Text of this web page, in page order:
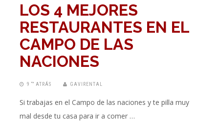
LOS 4 MEJORES
RESTAURANTES EN EL
CAMPO DE LAS
NACIONES
9 “” ATRÁS GAVIRENTAL
Si trabajas en el Campo de las naciones y te pilla muy
mal desde tu casa para ir a comer …